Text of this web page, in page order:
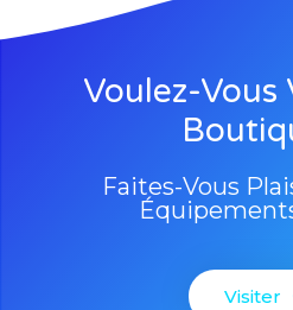
Voulez-Vous
Faites-Vous
Visiter